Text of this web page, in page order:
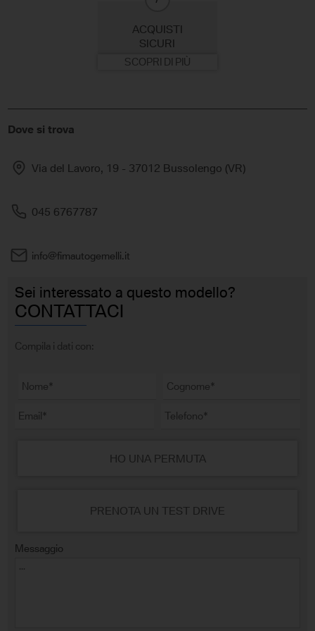
ACQUISTI
SICURI
SCOPRI DI PIÙ
Dove si trova
Via del Lavoro, 19 - 37012 Bussolengo (VR)
045 6767787
info@fimautogemelli.it
Sei interessato a questo modello?
CONTATTACI
Compila i dati con:
HO UNA PERMUTA
PRENOTA UN TEST DRIVE
Messaggio